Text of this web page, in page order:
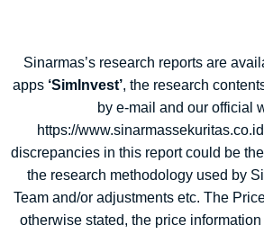
Sinarmas’s research reports are
apps‘SimInvest’, the research
by e-mail and our official
https://
discrepancies in this report could be
the research methodology used by
Team and/or adjustments etc. The
otherwise stated, the price